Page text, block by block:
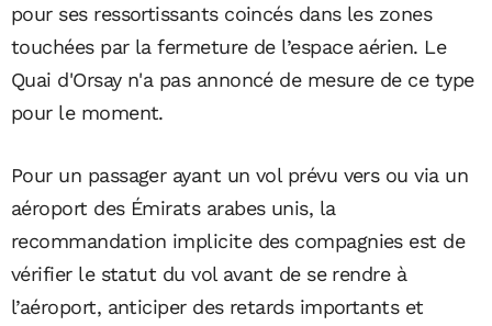
pour ses ressortissants coincés dans les zones
touchées par la fermeture de l’espace aérien. Le
Quai d'Orsay n'a pas annoncé de mesure de ce type
pour le moment.
Pour un passager ayant un vol prévu vers ou via un
aéroport des Émirats arabes unis, la
recommandation implicite des compagnies est de
vérifier le statut du vol avant de se rendre à
l’aéroport, anticiper des retards importants et